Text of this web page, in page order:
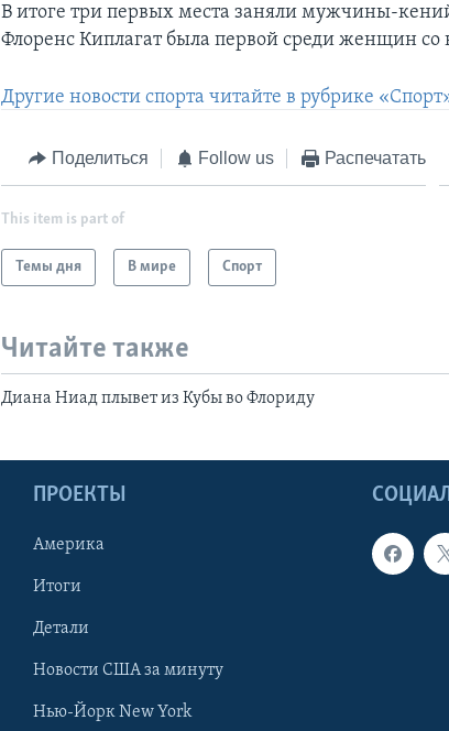
В итоге три первых места заняли мужчины-
Флоренс Киплагат была первой среди женщин со
Другие новости спорта читайте в рубрике
Поделиться Follow us Распечатать
This item is part of
Темы дня В мире Спорт
Читайте также
Диана Ниад плывет из Кубы во Флориду
ПРОЕКТЫ
Америка
Итоги
Детали
Новости США за минуту
Нью-Йорк New York